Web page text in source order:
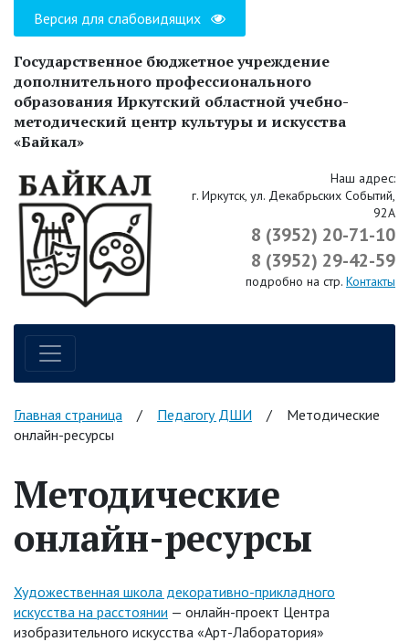
Версия для слабовидящих
Государственное бюджетное учреждение
дополнительного профессионального
образования Иркутский областной учебно-
методический центр культуры и искусства
«Байкал»
Наш адрес:
г. Иркутск, ул. Декабрьских Событий,
92А
8 (3952) 20-71-10
8 (3952) 29-42-59
подробно на стр. Контакты
Навигация по сайту
Главная страница / Педагогу ДШИ /
Методические
онлайн-ресурсы
Методические
онлайн-ресурсы
Художественная школа декоративно-прикладного
искусства на расстоянии — онлайн-проект Центра
изобразительного искусства «Арт-Лаборатория»